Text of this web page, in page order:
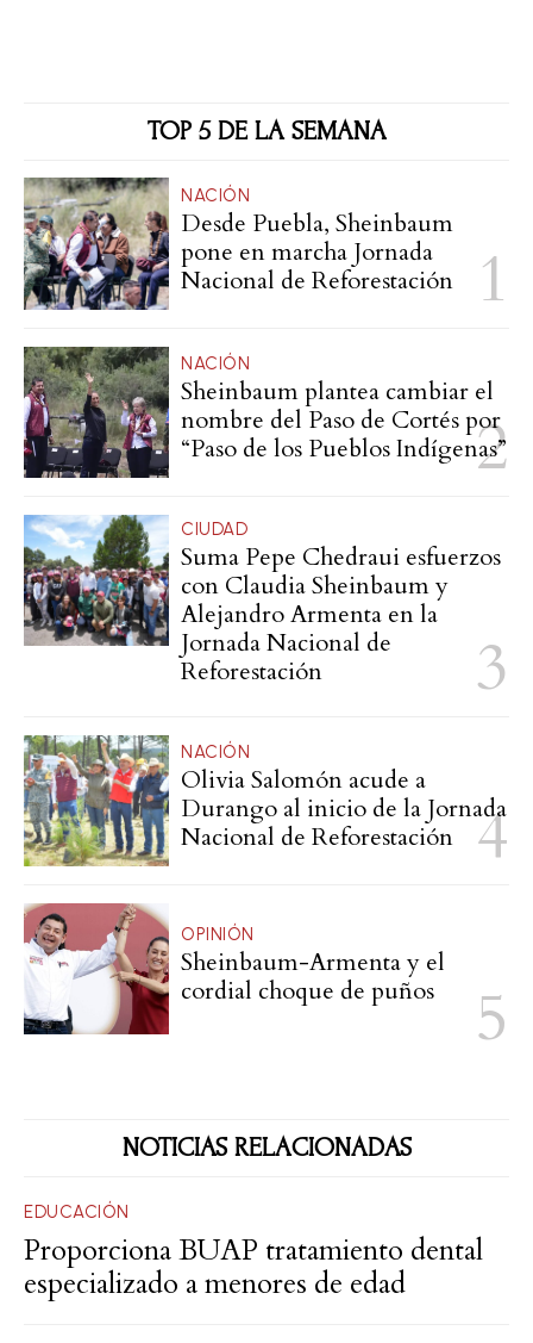
TOP 5 DE LA SEMANA
NACIÓN
Desde Puebla, Sheinbaum
pone en marcha Jornada
Nacional de Reforestación
NACIÓN
Sheinbaum plantea cambiar el
nombre del Paso de Cortés por
“Paso de los Pueblos Indígenas”
CIUDAD
Suma Pepe Chedraui esfuerzos
con Claudia Sheinbaum y
Alejandro Armenta en la
Jornada Nacional de
Reforestación
NACIÓN
Olivia Salomón acude a
Durango al inicio de la Jornada
Nacional de Reforestación
OPINIÓN
Sheinbaum-Armenta y el
cordial choque de puños
NOTICIAS RELACIONADAS
EDUCACIÓN
Proporciona BUAP tratamiento dental
especializado a menores de edad